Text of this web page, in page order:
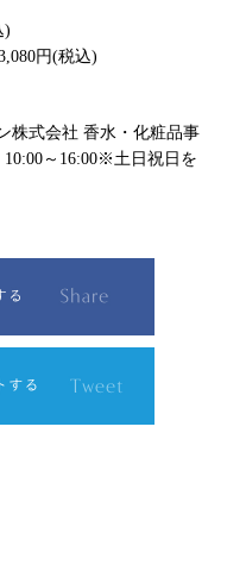
)
円(税込)
株式会社 香水・化粧品事
～16:00※土日祝日を